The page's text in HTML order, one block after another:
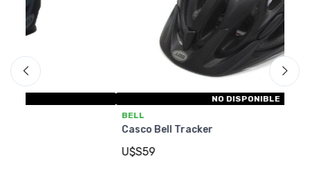
Casco Bell Tracker